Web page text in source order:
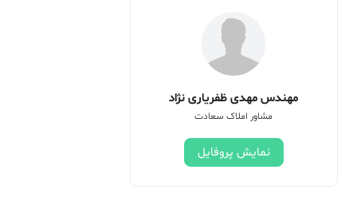
مهندس مهدی ظفریاری نژاد
مشاور املاک سعادت
نمایش پروفایل